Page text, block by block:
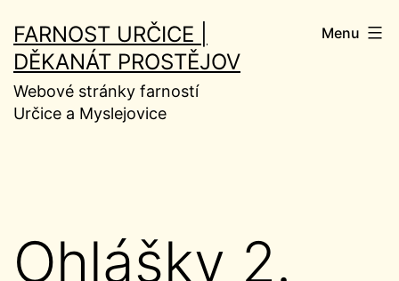
obsahu
FARNOST URČICE |
DĚKANÁT PROSTĚJOV
Webové stránky farností
Určice a Myslejovice
Menu
Ohlášky 2.